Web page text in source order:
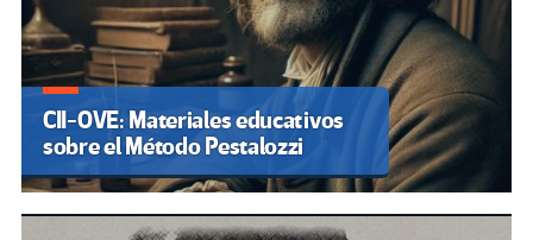
CII-OVE: Materiales educativos
sobre el Método Pestalozzi